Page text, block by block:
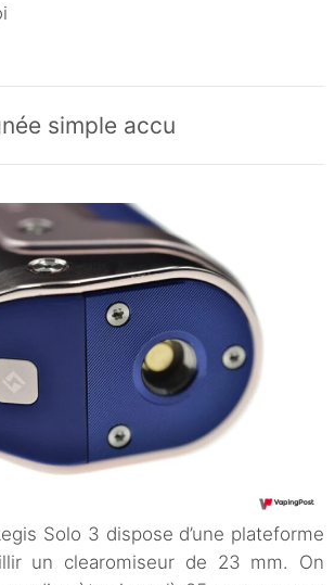
simple accu
Solo 3 dispose d’une plateforme
un clearomiseur de 23 mm. On